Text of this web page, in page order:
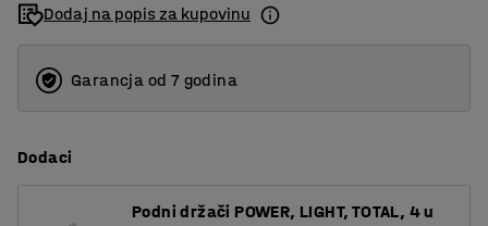
500
Dodaj na popis za kupovinu
Garancja od 7 godina
Dodaci
Podni držači POWER, LIGHT, TOTAL, 4 u